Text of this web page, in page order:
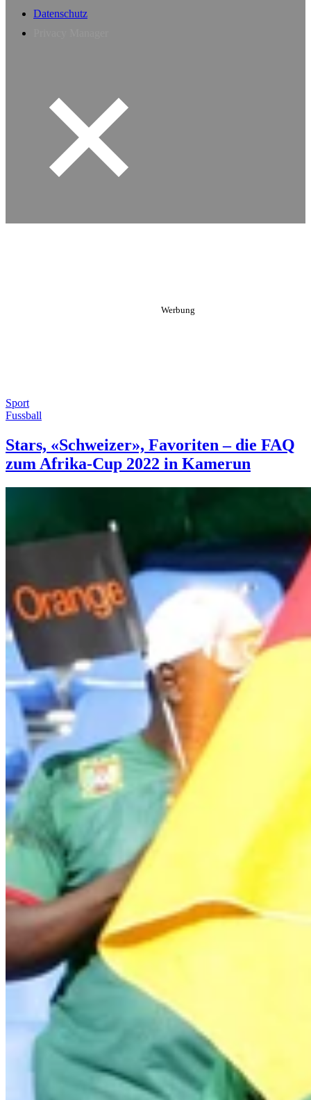
Datenschutz
Sport
Fussball
Stars, «Schweizer», Favoriten – die FAQ
zum Afrika-Cup 2022 in Kamerun